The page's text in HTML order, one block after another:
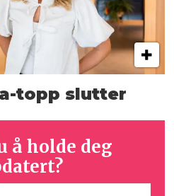
topp slutter
å holde deg